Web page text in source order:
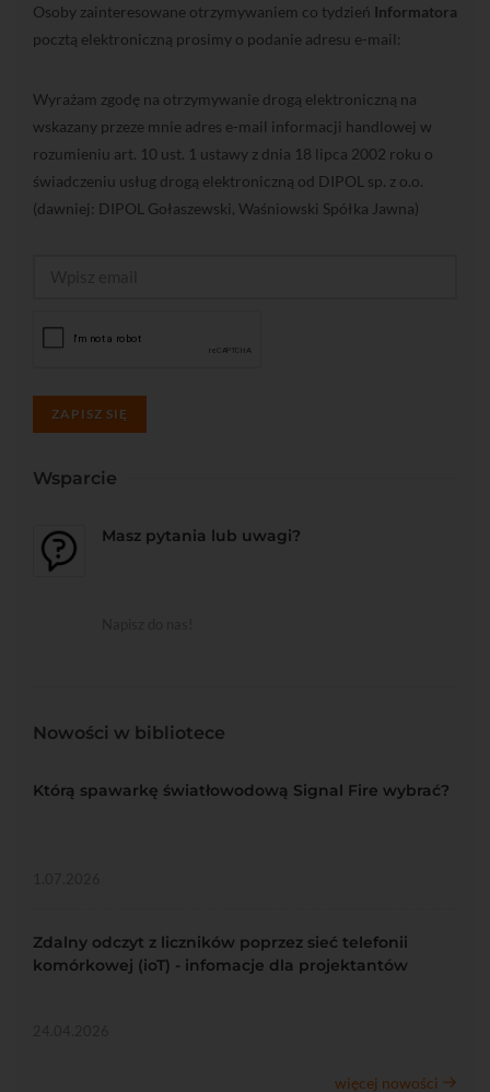
Osoby zainteresowane otrzymywaniem co tydzień Informatora
pocztą elektroniczną prosimy o podanie adresu e-mail:
Wyrażam zgodę na otrzymywanie drogą elektroniczną na
wskazany przeze mnie adres e-mail informacji handlowej w
rozumieniu art. 10 ust. 1 ustawy z dnia 18 lipca 2002 roku o
świadczeniu usług drogą elektroniczną od DIPOL sp. z o.o.
(dawniej: DIPOL Gołaszewski, Waśniowski Spółka Jawna)
ZAPISZ SIĘ
Wsparcie
Masz pytania lub uwagi?
Nowości w bibliotece
Którą spawarkę światłowodową Signal Fire wybrać?
Zdalny odczyt z liczników poprzez sieć telefonii
komórkowej (ioT) - infomacje dla projektantów
więcej nowości